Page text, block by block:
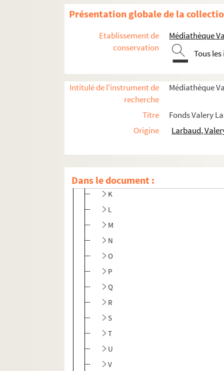
Présentation globale de la
Etablissement de
conservation
Médiathèque
Tous
Intitulé de l'instrument de
recherche
Médiathèque
Titre
Fonds Valery
Origine
Larbaud,
Dans le document :
Correspondance de V. L.
Correspondance à V. L.
A
D
J
K
L
M
N
O
P
Q
R
S
T
U
V